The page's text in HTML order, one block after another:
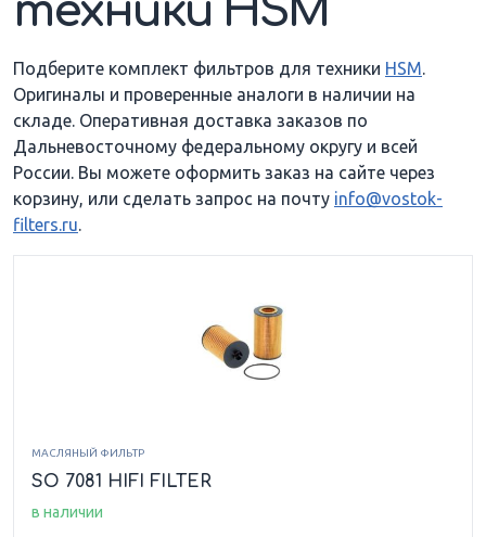
805 HDZ 805 ICVD
805 S 904
904 H 904 H 1
H 3
техники HSM
Подберите комплект фильтров для техники HSM.
Оригиналы и проверенные аналоги в наличии на
складе. Оперативная доставка заказов по
Дальневосточному федеральному округу и всей
России. Вы можете оформить заказ на сайте через
корзину, или сделать запрос на почту info@vostok-
filters.ru.
МАСЛЯНЫЙ ФИЛЬТР
SO 7081 HIFI FILTER
в наличии